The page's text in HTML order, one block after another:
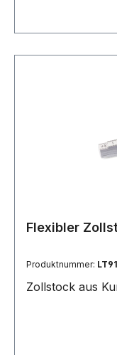
Flexibler
Produktnummer:
Zollstock aus